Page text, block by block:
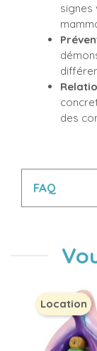
signes
des
FAQ
Location